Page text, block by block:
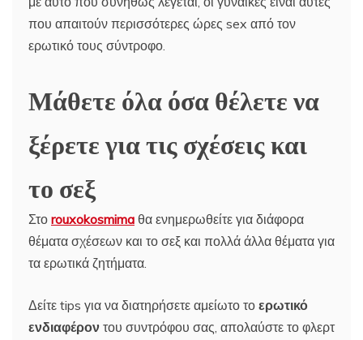
που απαιτούν περισσότερες ώρες sex από τον
ερωτικό τους σύντροφο.
Μάθετε όλα όσα θέλετε να
ξέρετε για τις σχέσεις και
το σεξ
Στο rouxokosmima θα ενημερωθείτε για διάφορα
θέματα σχέσεων και το σεξ και πολλά άλλα θέματα για
τα ερωτικά ζητήματα.
Δείτε tips για να διατηρήσετε αμείωτο το ερωτικό
ενδιαφέρον του συντρόφου σας, απολαύστε το φλερτ